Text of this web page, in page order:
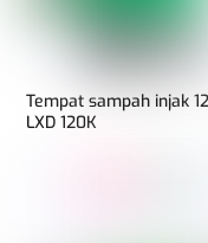
Tempat sampah injak
LXD 120K